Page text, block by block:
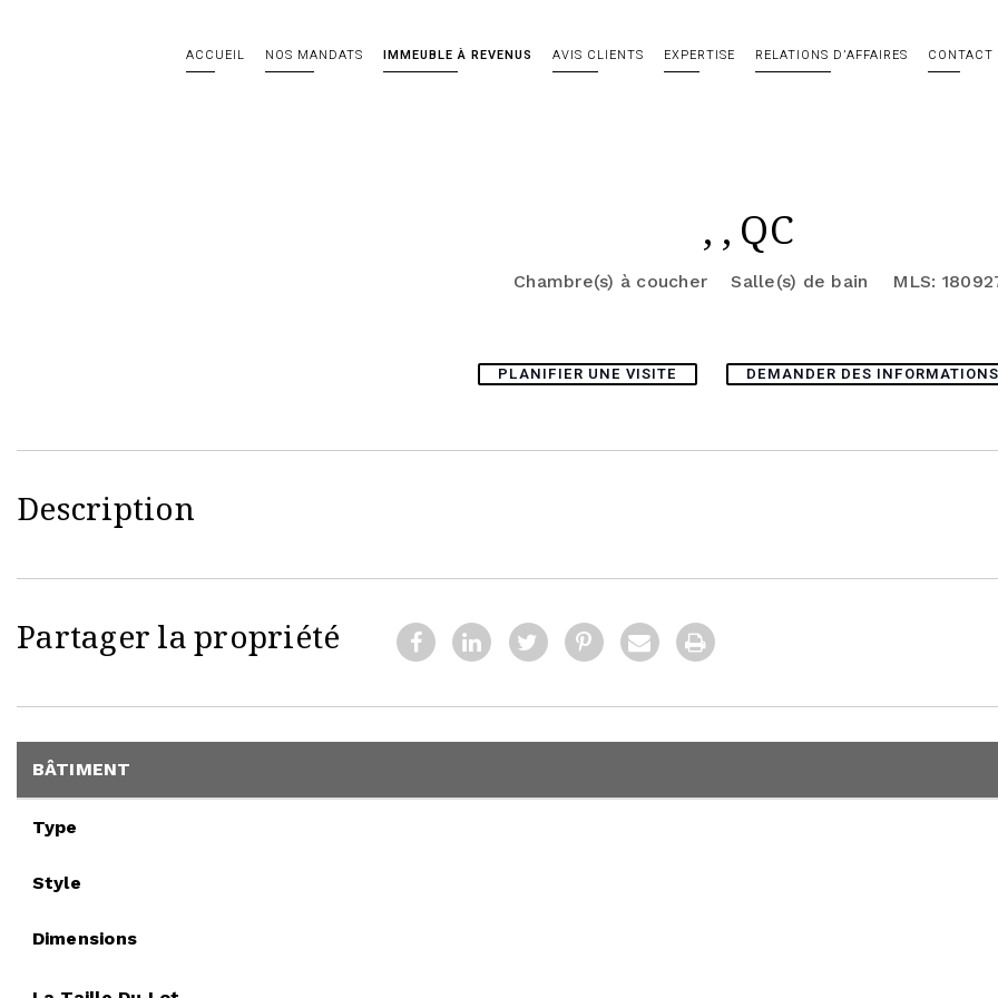
ACCUEIL NOS MANDATS IMMEUBLE À REVENUS AVIS CLIENTS EXPERTISE RELATIONS D’AFFAIRES CONTACT
, , QC
Chambre(s) à coucher Salle(s) de bain MLS:
PLANIFIER UNE VISITE DEMANDER DES INFORMATIONS
Description
Partager la propriété
BÂTIMENT
Type
Style
Dimensions